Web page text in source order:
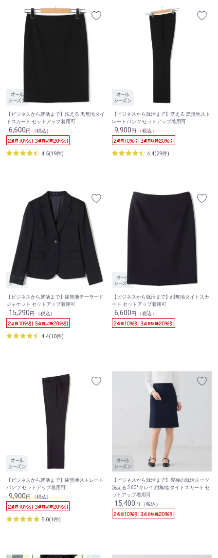
【ビジネスから就活まで】洗える 黒無地タイ
トスカート セットアップ着用可
6,600円 （税込）
4.5(19件)
【ビジネスから就活まで】洗える 黒無地スト
レートパンツ セットアップ着用可
9,900円 （税込）
4.4(29件)
【ビジネスから就活まで】紺無地テーラード
ジャケット セットアップ着用可
15,290円 （税込）
4.4(10件)
【ビジネスから就活まで】紺無地タイトスカ
ート セットアップ着用可
6,600円 （税込）
【ビジネスから就活まで】紺無地ストレート
パンツ セットアップ着用可
9,900円 （税込）
5.0(1件)
【ビジネスから就活まで】究極の就活スーツ
洗える 360°キレイ 紺無地 タイトスカート セ
ットアップ着用可
15,400円 （税込）